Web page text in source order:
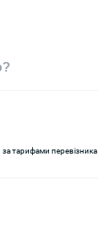
за тарифами перевізника